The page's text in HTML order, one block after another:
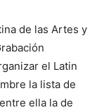
de las Artes y
el Latin
la lista de
ella la de